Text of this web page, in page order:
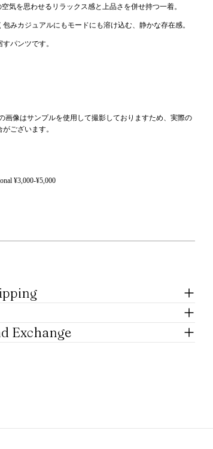
空気を思わせるリラックス感と上品さを併せ持つ一着。
包みカジュアルにもモードにも溶け込む、静かな存在感。
パンツです。
画像はサンプルを使用して撮影しておりますため、実際の
ございます。
¥3,000-¥5,000
Exchange